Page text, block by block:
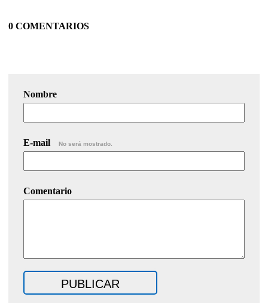
0 COMENTARIOS
Nombre
E-mail No será mostrado.
Comentario